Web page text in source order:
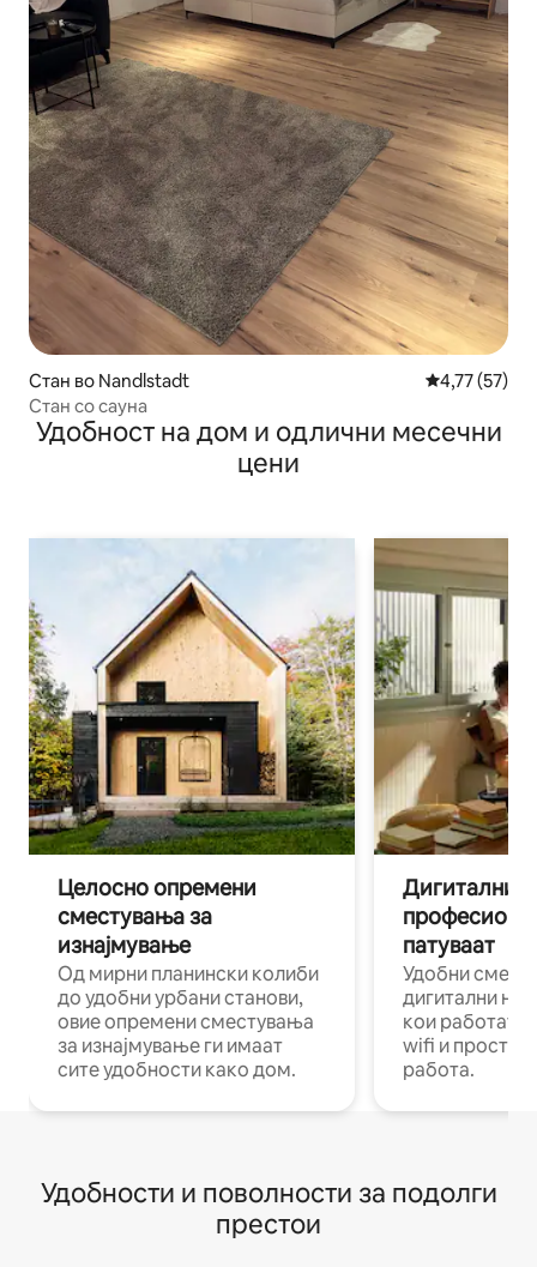
Стан во Nandlstadt Просечна
4,77 (57)
Стан со сауна
Удобност на дом и одлични месечни
цени
Целосно опремени
сместувања за
изнајмување
Од мирни планински колиби
до удобни урбани станови,
овие опремени сместувања
за изнајмување ги имаат
сите удобности како дом.
Дигитални
патуваат
Удобни
дигитални
кои работат
wifi и
работа.
Удобности и поволности за подолги
престои